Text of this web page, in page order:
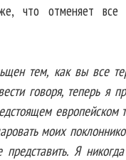
что отменяет
тем, как вы все
говоря, теперь я
моих
представить. Я